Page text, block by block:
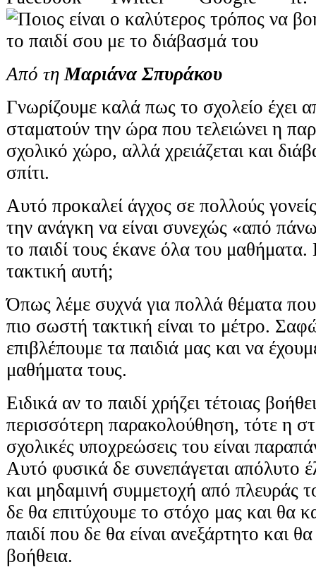
Από τη Μαριάνα Σπυράκου
Γνωρίζουμε καλά πως το σχολείο έχει
σταματούν την ώρα που τελειώνει η
σχολικό χώρο, αλλά χρειάζεται και
σπίτι.
Αυτό προκαλεί άγχος σε πολλούς
την ανάγκη να είναι συνεχώς «από
το παιδί τους έκανε όλα του
τακτική αυτή;
Όπως λέμε συχνά για πολλά θέματα
πιο σωστή τακτική είναι το μέτρο.
επιβλέπουμε τα παιδιά μας και να
μαθήματα τους.
Ειδικά αν το παιδί χρήζει τέτοιας
περισσότερη παρακολούθηση, τότε η
σχολικές υποχρεώσεις του είναι
Αυτό φυσικά δε συνεπάγεται απόλυτο
και μηδαμινή συμμετοχή από πλευράς
δε θα επιτύχουμε το στόχο μας και θα
παιδί που δε θα είναι ανεξάρτητο και
βοήθεια.